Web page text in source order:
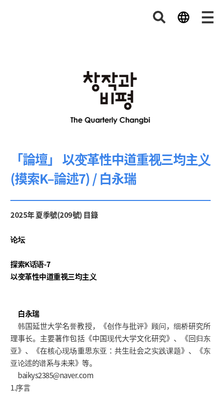
「論壇」 以变革性中道重视三均主义
(摸索K–論述7) / 白永瑞
2025年 夏季號(209號) 目錄
论坛
探索K话语-7
以变革性中道重视三均主义
白永瑞
韩国延世大学名誉教授，《创作与批评》顾问，细桥研究所
理事长。主要著作包括《中国现代大学文化研究》、《回归东
亚》、《在核心现场重思东亚：共生社会之实践课题》、《东
亚论述的谱系与未来》等。
baikys2385@naver.com
1.序言